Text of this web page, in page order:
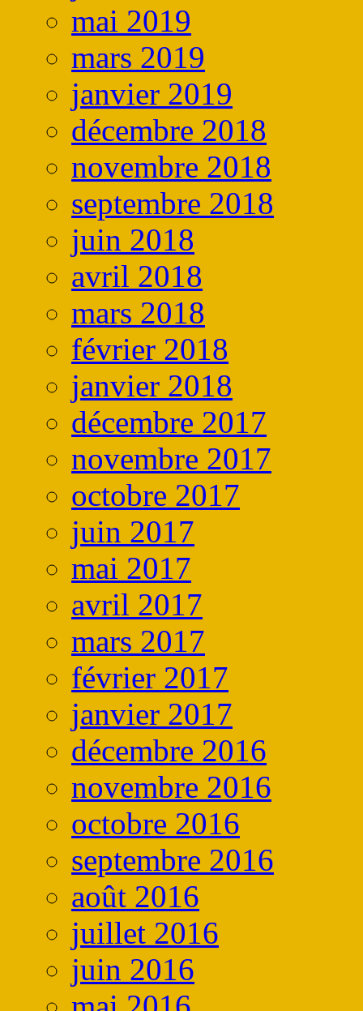
mai 2019
mars 2019
janvier 2019
décembre 2018
novembre 2018
septembre 2018
juin 2018
avril 2018
mars 2018
février 2018
janvier 2018
décembre 2017
novembre 2017
octobre 2017
juin 2017
mai 2017
avril 2017
mars 2017
février 2017
janvier 2017
décembre 2016
novembre 2016
octobre 2016
septembre 2016
août 2016
juillet 2016
juin 2016